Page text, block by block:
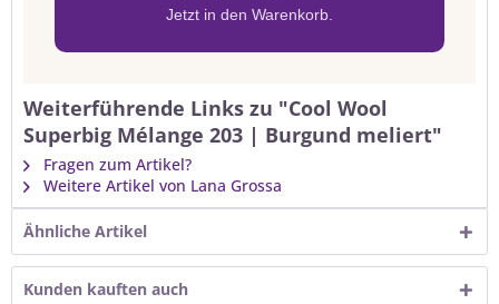
Jetzt in den Warenkorb.
Weiterführende Links zu "Cool Wool
Superbig Mélange 203 | Burgund meliert"
Fragen zum Artikel?
Weitere Artikel von Lana Grossa
Ähnliche Artikel
Kunden kauften auch